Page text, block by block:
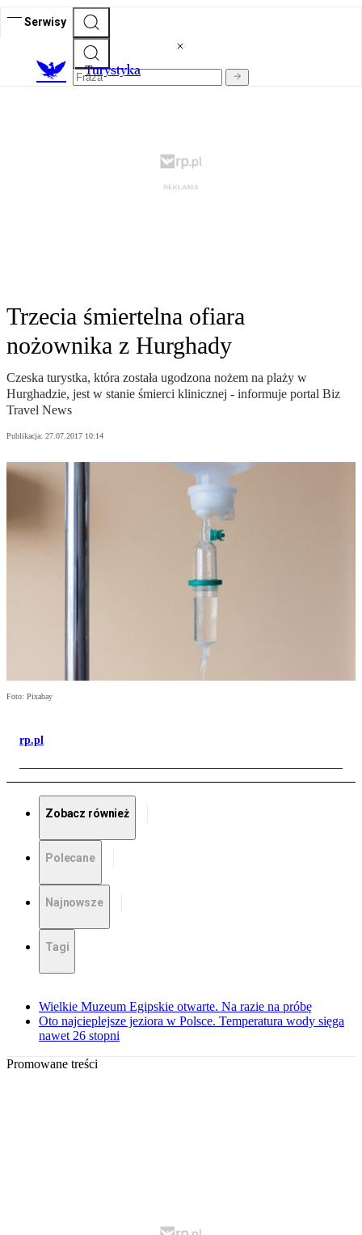
Serwisy
Turystyka
Trzecia śmiertelna ofiara
nożownika z Hurghady
Czeska turystka, która została ugodzona nożem na plaży w
Hurghadzie, jest w stanie śmierci klinicznej - informuje portal Biz
Travel News
Publikacja: 27.07.2017 10:14
Foto: Pixabay
rp.pl
Zobacz również
Polecane
Najnowsze
Tagi
Wielkie Muzeum Egipskie otwarte. Na razie na próbę
Oto najcieplejsze jeziora w Polsce. Temperatura wody sięga
nawet 26 stopni
Promowane treści